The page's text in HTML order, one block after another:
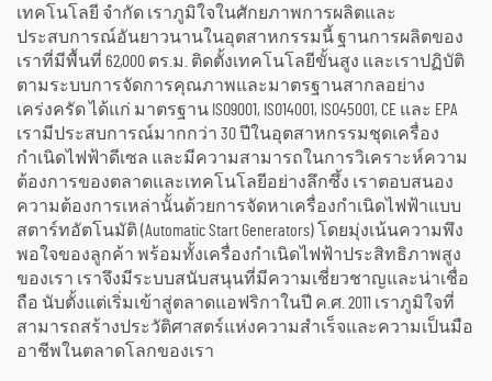
เทคโนโลยี จำกัด เราภูมิใจในศักยภาพการผลิตและ
ประสบการณ์อันยาวนานในอุตสาหกรรมนี้ ฐานการผลิตของ
เราที่มีพื้นที่ 62,000 ตร.ม. ติดตั้งเทคโนโลยีขั้นสูง และเราปฏิบัติ
ตามระบบการจัดการคุณภาพและมาตรฐานสากลอย่าง
เคร่งครัด ได้แก่ มาตรฐาน ISO9001, ISO14001, ISO45001, CE และ EPA
เรามีประสบการณ์มากกว่า 30 ปีในอุตสาหกรรมชุดเครื่อง
กำเนิดไฟฟ้าดีเซล และมีความสามารถในการวิเคราะห์ความ
ต้องการของตลาดและเทคโนโลยีอย่างลึกซึ้ง เราตอบสนอง
ความต้องการเหล่านั้นด้วยการจัดหาเครื่องกำเนิดไฟฟ้าแบบ
สตาร์ทอัตโนมัติ (Automatic Start Generators) โดยมุ่งเน้นความพึง
พอใจของลูกค้า พร้อมทั้งเครื่องกำเนิดไฟฟ้าประสิทธิภาพสูง
ของเรา เราจึงมีระบบสนับสนุนที่มีความเชี่ยวชาญและน่าเชื่อ
ถือ นับตั้งแต่เริ่มเข้าสู่ตลาดแอฟริกาในปี ค.ศ. 2011 เราภูมิใจที่
สามารถสร้างประวัติศาสตร์แห่งความสำเร็จและความเป็นมือ
อาชีพในตลาดโลกของเรา